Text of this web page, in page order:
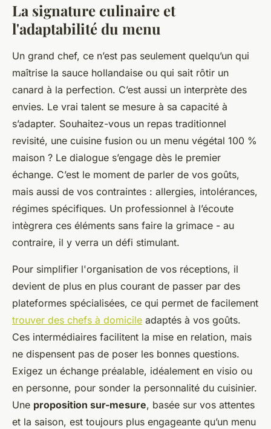
La signature culinaire et
l'adaptabilité du menu
Un grand chef, ce n’est pas seulement quelqu’un qui
maîtrise la sauce hollandaise ou qui sait rôtir un
canard à la perfection. C’est aussi un interprète des
envies. Le vrai talent se mesure à sa capacité à
s’adapter. Souhaitez-vous un repas traditionnel
revisité, une cuisine fusion ou un menu végétal 100 %
maison ? Le dialogue s’engage dès le premier
échange. C’est le moment de parler de vos goûts,
mais aussi de vos contraintes : allergies, intolérances,
régimes spécifiques. Un professionnel à l’écoute
intègrera ces éléments sans faire la grimace - au
contraire, il y verra un défi stimulant.
Pour simplifier l'organisation de vos réceptions, il
devient de plus en plus courant de passer par des
plateformes spécialisées, ce qui permet de facilement
trouver des chefs à domicile adaptés à vos goûts.
Ces intermédiaires facilitent la mise en relation, mais
ne dispensent pas de poser les bonnes questions.
Exigez un échange préalable, idéalement en visio ou
en personne, pour sonder la personnalité du cuisinier.
Une proposition sur-mesure, basée sur vos attentes
et la saison, est toujours plus engageante qu’un menu